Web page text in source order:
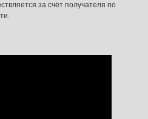
за счёт получателя по